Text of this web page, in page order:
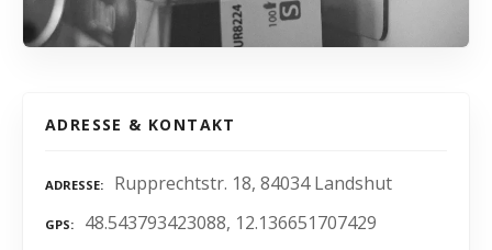
ADRESSE & KONTAKT
ADRESSE Rupprechtstr. 18, 84034 Landshut
GPS 48.543793423088, 12.136651707429